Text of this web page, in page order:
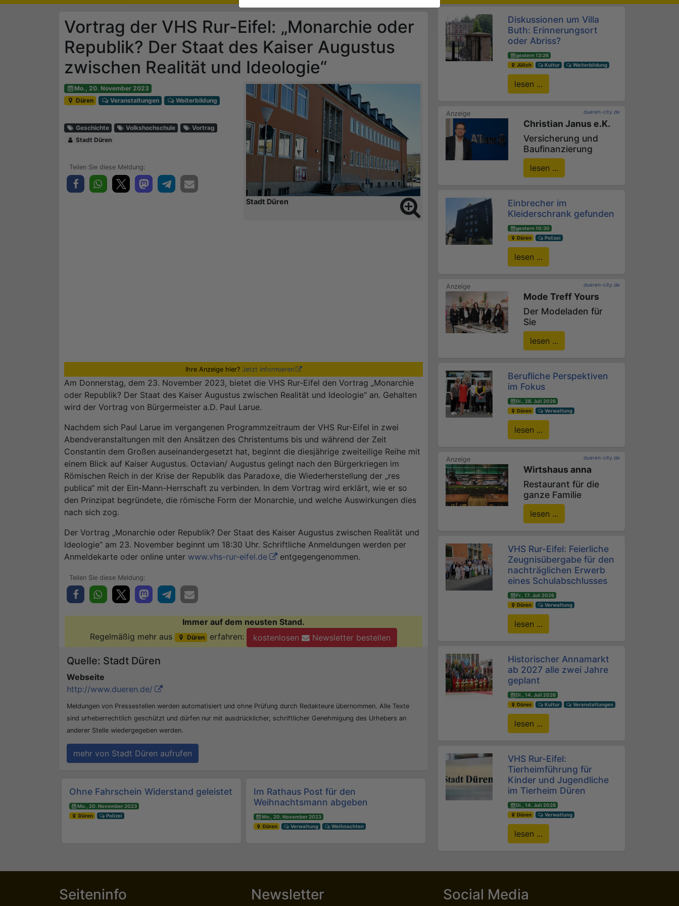
Vortrag der VHS Rur-Eifel: „Monarchie oder
Republik? Der Staat des Kaiser Augustus
zwischen Realität und Ideologie“
Stadt Düren
Mo., 20. November 2023
Düren
Veranstaltungen Weiterbildung
Geschichte Volkshochschule
Vortrag
Stadt Düren
Ihre Anzeige hier? Jetzt informieren
Am Donnerstag, dem 23. November 2023, bietet die VHS Rur-Eifel den Vortrag „Monarchie
oder Republik? Der Staat des Kaiser Augustus zwischen Realität und Ideologie“ an. Gehalten
wird der Vortrag von Bürgermeister a.D. Paul Larue.
Nachdem sich Paul Larue im vergangenen Programmzeitraum der VHS Rur-Eifel in zwei
Abendveranstaltungen mit den Ansätzen des Christentums bis und während der Zeit
Constantin dem Großen auseinandergesetzt hat, beginnt die diesjährige zweiteilige Reihe mit
einem Blick auf Kaiser Augustus. Octavian/ Augustus gelingt nach den Bürgerkriegen im
Römischen Reich in der Krise der Republik das Paradoxe, die Wiederherstellung der „res
publica“ mit der Ein-Mann-Herrschaft zu verbinden. In dem Vortrag wird erklärt, wie er so
den Prinzipat begründete, die römische Form der Monarchie, und welche Auswirkungen dies
nach sich zog.
Der Vortrag „Monarchie oder Republik? Der Staat des Kaiser Augustus zwischen Realität und
Ideologie“ am 23. November beginnt um 18:30 Uhr. Schriftliche Anmeldungen werden per
Anmeldekarte oder online unter www.vhs-rur-eifel.de entgegengenommen.
Immer auf dem neusten Stand.
Regelmäßig mehr aus
Düren erfahren: kostenlosen Newsletter bestellen
Quelle: Stadt Düren
Webseite
http://www.dueren.de/
Meldungen von Pressestellen werden automatisiert und ohne Prüfung durch Redakteure übernommen. Alle Texte
sind urheberrechtlich geschützt und dürfen nur mit ausdrücklicher, schriftlicher Genehmigung des Urhebers an
anderer Stelle wiedergegeben werden.
mehr von Stadt Düren aufrufen
Beitrags-Navigation
Ohne Fahrschein Widerstand geleistet
Mo., 20. November 2023
Düren
Polizei
Im Rathaus Post für den
Weihnachtsmann abgeben
Mo., 20. November 2023
Düren
Verwaltung Weihnachten
Diskussionen um Villa
Buth: Erinnerungsort
oder Abriss?
gestern 13:26
Jülich
Kultur Weiterbildung
lesen ...
dueren-city.de
Christian Janus e.K.
Versicherung und
Baufinanzierung
lesen ...
Einbrecher im
Kleiderschrank gefunden
gestern 10:30
Düren
Polizei
lesen ...
dueren-city.de
Mode Treff Yours
Der Modeladen für
Sie
lesen ...
Berufliche Perspektiven
im Fokus
Di., 28. Juli 2026
Düren
Verwaltung
lesen ...
dueren-city.de
Wirtshaus anna
Restaurant für die
ganze Familie
lesen ...
VHS Rur-Eifel: Feierliche
Zeugnisübergabe für den
nachträglichen Erwerb
eines Schulabschlusses
Fr., 17. Juli 2026
Düren
Verwaltung
lesen ...
Historischer Annamarkt
ab 2027 alle zwei Jahre
geplant
Di., 14. Juli 2026
Düren
Kultur Veranstaltungen
lesen ...
VHS Rur-Eifel:
Tierheimführung für
Kinder und Jugendliche
im Tierheim Düren
Di., 14. Juli 2026
Düren
Verwaltung
lesen ...
Seiteninfo Newsletter Social Media